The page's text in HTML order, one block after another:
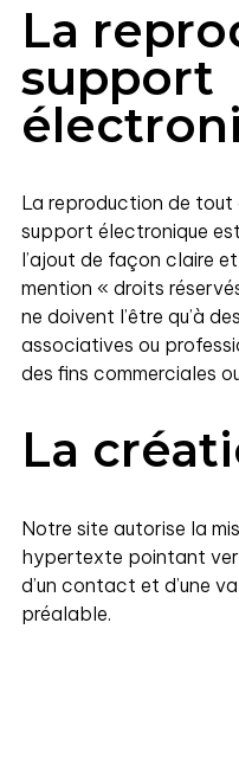
La
support
La reproduction de tout
support électronique
l’ajout de façon claire
mention « droits
ne doivent l’être qu’à
associatives ou
des fins commerciales
La
Notre site autorise la
hypertexte pointant
d’un contact et d’une
préalable.